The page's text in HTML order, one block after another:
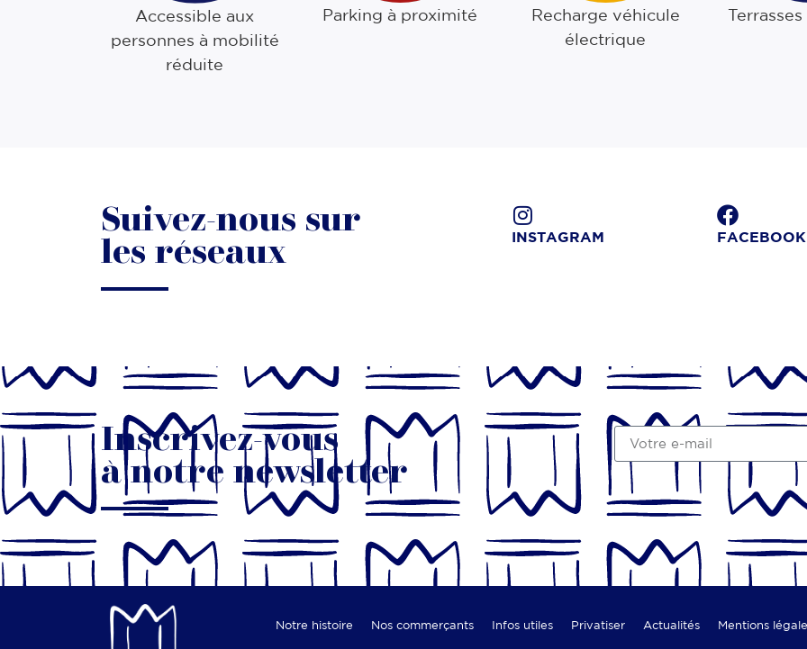
Accessible aux
personnes à mobilité
réduite
Parking à proximité
Recharge véhicule
électrique
Suivez-nous sur
les réseaux
INSTAGRAM FACEBOOK
Inscrivez-vous
à notre newsletter
Notre histoire Nos commerçants Infos utiles Privatiser Actualités Mentions